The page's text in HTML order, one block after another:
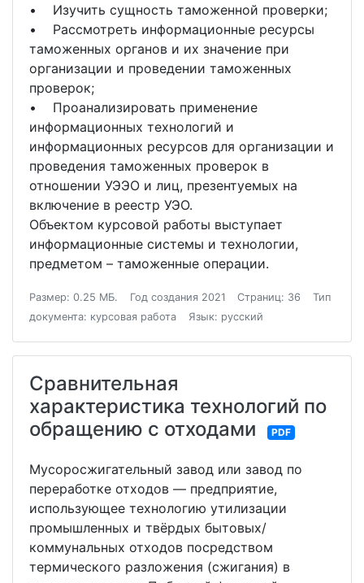
• Изучить сущность таможенной проверки;
• Рассмотреть информационные ресурсы
таможенных органов и их значение при
организации и проведении таможенных
проверок;
• Проанализировать применение
информационных технологий и
информационных ресурсов для организации и
проведения таможенных проверок в
отношении УЭЭО и лиц, презентуемых на
включение в реестр УЭО.
Объектом курсовой работы выступает
информационные системы и технологии,
предметом – таможенные операции.
Размер: 0.25 МБ. Год создания 2021 Страниц: 36
Тип
документа: курсовая работа
Язык: русский
Сравнительная
характеристика технологий по
обращению с отходами
PDF
Мусоросжигательный завод или завод по
переработке отходов — предприятие,
использующее технологию утилизации
промышленных и твёрдых бытовых/
коммунальных отходов посредством
термического разложения (сжигания) в